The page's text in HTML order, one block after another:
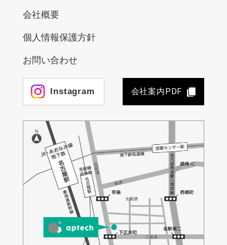
会社概要
個人情報保護方針
お問い合わせ
Instagram 会社案内PDF